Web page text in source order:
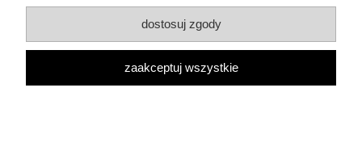
dostosuj zgody
zaakceptuj wszystkie